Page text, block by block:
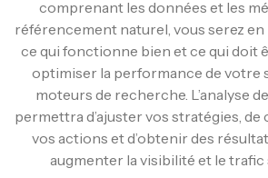
comprenant les données et les
référencement naturel, vous serez en
ce qui fonctionne bien et ce qui doit
optimiser la performance de votre
moteurs de recherche. L’analyse
permettra d’ajuster vos stratégies,
vos actions et d’obtenir des
augmenter la visibilité et le trafic